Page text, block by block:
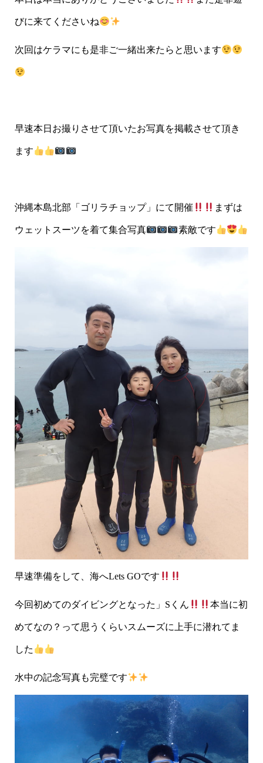
びに来てくださいね
次回はケラマにも是非ご一緒出来たらと思います
早速本日お撮りさせて頂いたお写真を掲載させて頂き
ます
沖縄本島北部「ゴリラチョップ」にて開催 まずは
ウェットスーツを着て集合写真 素敵です
早速準備をして、海へLets GOです
今回初めてのダイビングとなった」Sくん 本当に初
めてなの？って思うくらいスムーズに上手に潜れてま
した
水中の記念写真も完璧です